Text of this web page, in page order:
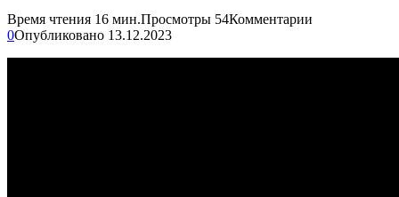
Время чтения 16 мин.Просмотры 54Комментарии
0Опубликовано 13.12.2023